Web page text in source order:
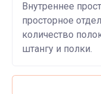
Внутреннее
просторное
количество
штангу и полки.